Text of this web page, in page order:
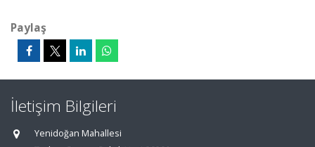
Paylaş
İletişim Bilgileri
Yenidoğan Mahallesi